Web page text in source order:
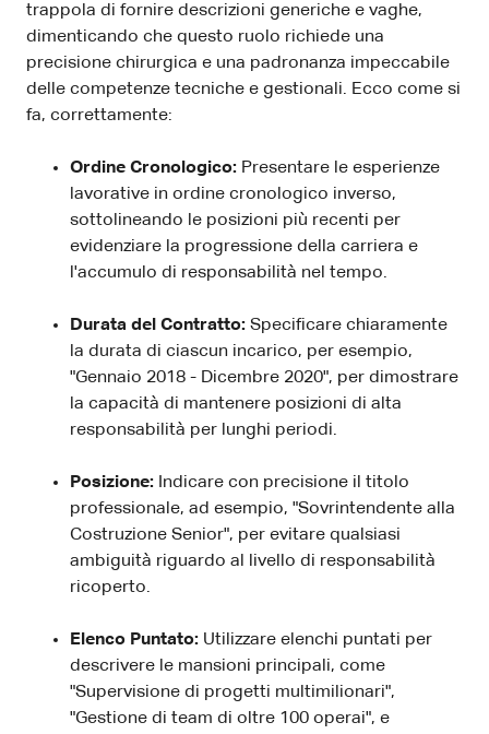
trappola di fornire descrizioni generiche e vaghe,
dimenticando che questo ruolo richiede una
precisione chirurgica e una padronanza impeccabile
delle competenze tecniche e gestionali. Ecco come si
fa, correttamente:
Ordine Cronologico: Presentare le esperienze
lavorative in ordine cronologico inverso,
sottolineando le posizioni più recenti per
evidenziare la progressione della carriera e
l'accumulo di responsabilità nel tempo.
Durata del Contratto: Specificare chiaramente
la durata di ciascun incarico, per esempio,
"Gennaio 2018 - Dicembre 2020", per dimostrare
la capacità di mantenere posizioni di alta
responsabilità per lunghi periodi.
Posizione: Indicare con precisione il titolo
professionale, ad esempio, "Sovrintendente alla
Costruzione Senior", per evitare qualsiasi
ambiguità riguardo al livello di responsabilità
ricoperto.
Elenco Puntato: Utilizzare elenchi puntati per
descrivere le mansioni principali, come
"Supervisione di progetti multimilionari",
"Gestione di team di oltre 100 operai", e